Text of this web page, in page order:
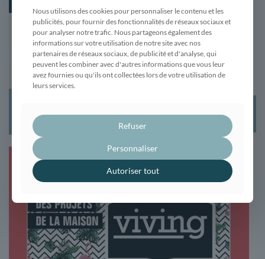
Nous utilisons des cookies pour personnaliser le contenu et les
publicités, pour fournir des fonctionnalités de réseaux sociaux et
pour analyser notre trafic. Nous partageons également des
informations sur votre utilisation de notre site avec nos
partenaires de réseaux sociaux, de publicité et d'analyse, qui
peuvent les combiner avec d'autres informations que vous leur
avez fournies ou qu'ils ont collectées lors de votre utilisation de
leurs services.
Refuser
Personnaliser
Autoriser tout